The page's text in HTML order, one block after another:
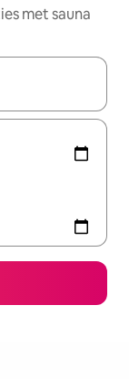
met sauna
je een keuze